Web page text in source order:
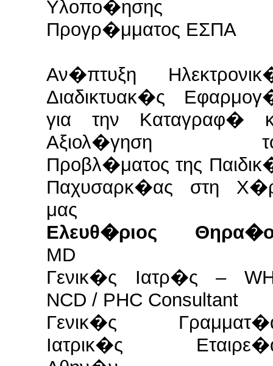
Υλοπο�ησης
Προγρ�μματος ΕΣΠΑ
Αν�πτυξη
Διαδικτυακ�ς
για την Καταγραφ�
Αξιολ�γηση
Προβλ�ματος της
Παχυσαρκ�ας στη
μας
Ελευθ�ριος
MD
Γενικ�ς Ιατρ�ς –
NCD / PHC Consultant
Γενικ�ς
Ιατρικ�ς